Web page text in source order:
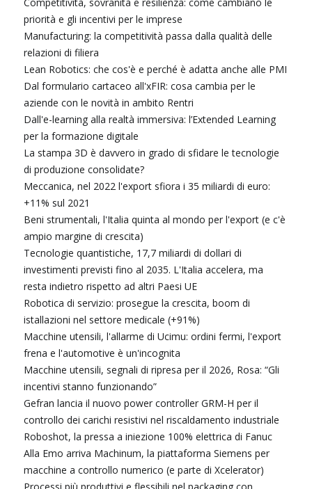
priorità e gli incentivi per le imprese
Manufacturing: la competitività passa dalla qualità delle
relazioni di filiera
Lean Robotics: che cos'è e perché è adatta anche alle PMI
Dal formulario cartaceo all'xFIR: cosa cambia per le
aziende con le novità in ambito Rentri
Dall'e-learning alla realtà immersiva: l’Extended Learning
per la formazione digitale
La stampa 3D è davvero in grado di sfidare le tecnologie
di produzione consolidate?
Meccanica, nel 2022 l'export sfiora i 35 miliardi di euro:
+11% sul 2021
Beni strumentali, l'Italia quinta al mondo per l'export (e c'è
ampio margine di crescita)
Tecnologie quantistiche, 17,7 miliardi di dollari di
investimenti previsti fino al 2035. L'Italia accelera, ma
resta indietro rispetto ad altri Paesi UE
Robotica di servizio: prosegue la crescita, boom di
istallazioni nel settore medicale (+91%)
Macchine utensili, l'allarme di Ucimu: ordini fermi, l'export
frena e l'automotive è un'incognita
Macchine utensili, segnali di ripresa per il 2026, Rosa: “Gli
incentivi stanno funzionando”
Gefran lancia il nuovo power controller GRM-H per il
controllo dei carichi resistivi nel riscaldamento industriale
Roboshot, la pressa a iniezione 100% elettrica di Fanuc
Alla Emo arriva Machinum, la piattaforma Siemens per
macchine a controllo numerico (e parte di Xcelerator)